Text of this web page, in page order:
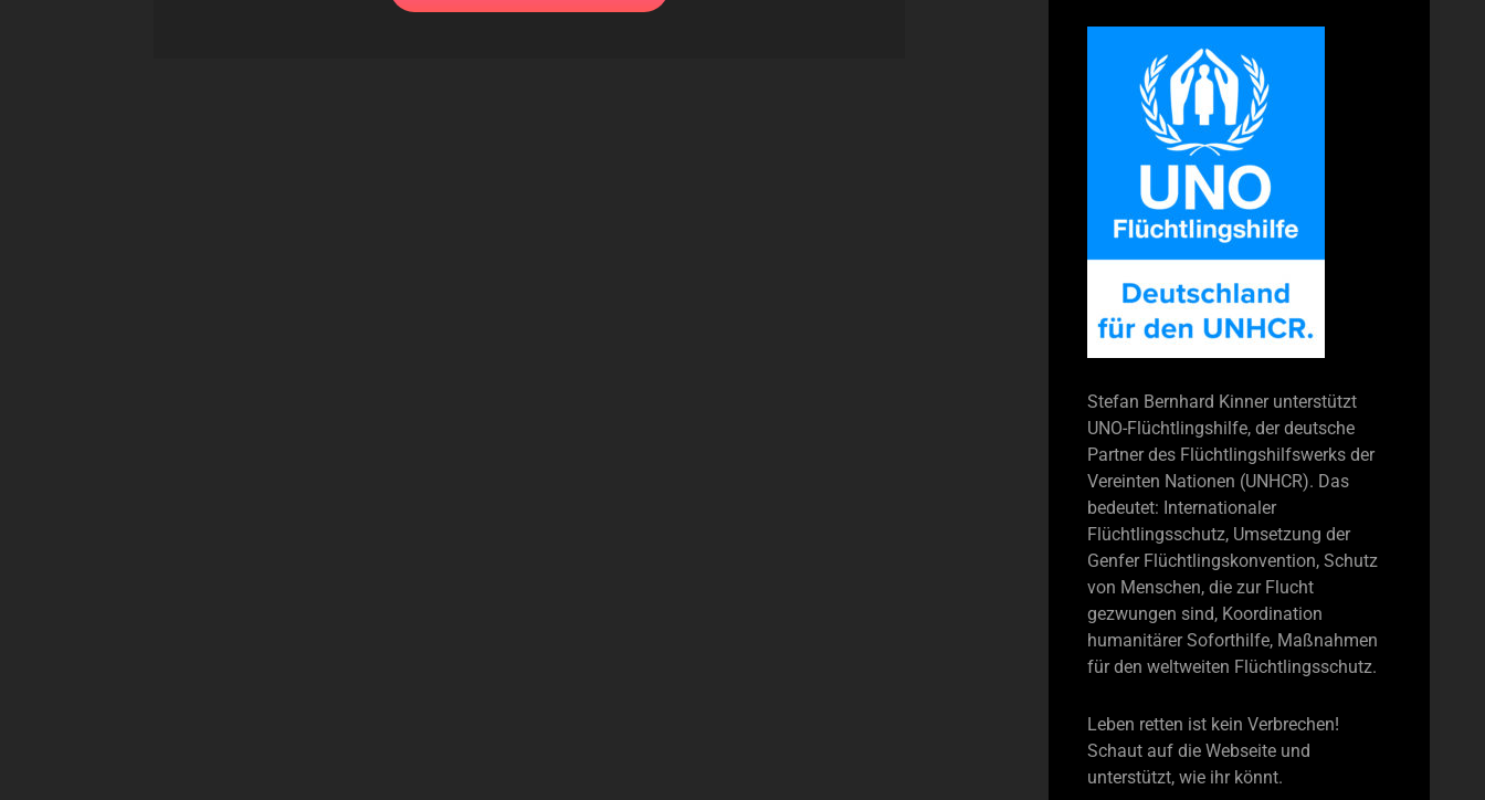
Stefan Bernhard Kinner unterstützt
UNO-Flüchtlingshilfe, der deutsche
Partner des Flüchtlingshilfswerks der
Vereinten Nationen (UNHCR). Das
bedeutet: Internationaler
Flüchtlingsschutz, Umsetzung der
Genfer Flüchtlingskonvention, Schutz
von Menschen, die zur Flucht
gezwungen sind, Koordination
humanitärer Soforthilfe, Maßnahmen
für den weltweiten Flüchtlingsschutz.
Leben retten ist kein Verbrechen!
Schaut auf die Webseite und
unterstützt, wie ihr könnt.